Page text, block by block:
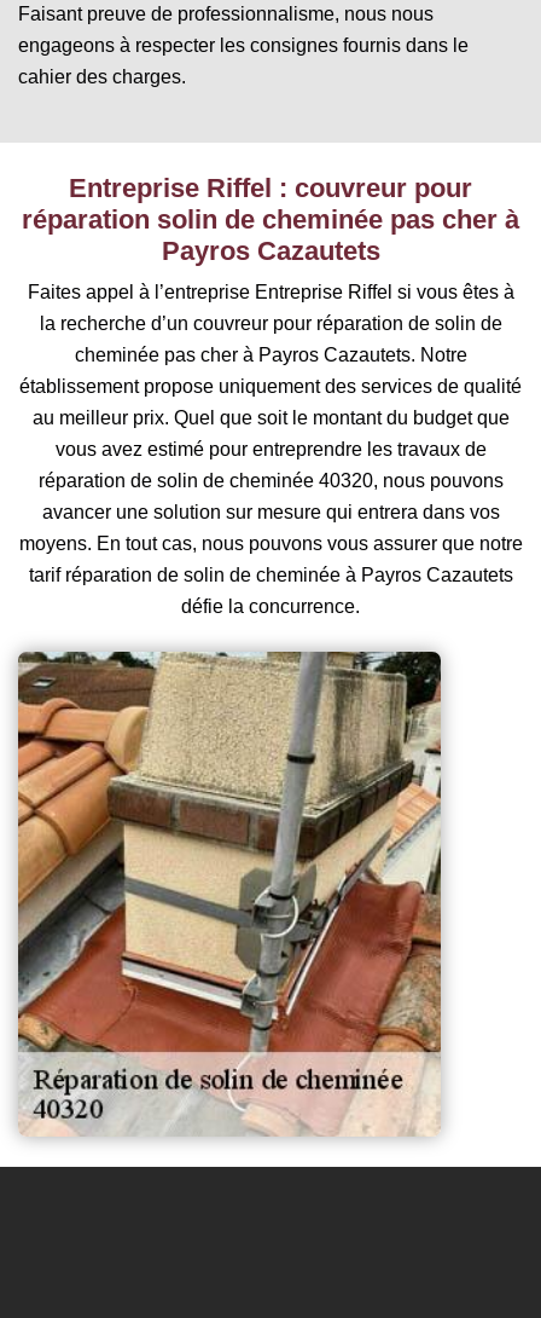
Faisant preuve de professionnalisme, nous nous
engageons à respecter les consignes fournis dans le
cahier des charges.
Entreprise Riffel : couvreur pour
réparation solin de cheminée pas cher à
Payros Cazautets
Faites appel à l’entreprise Entreprise Riffel si vous êtes à
la recherche d’un couvreur pour réparation de solin de
cheminée pas cher à Payros Cazautets. Notre
établissement propose uniquement des services de qualité
au meilleur prix. Quel que soit le montant du budget que
vous avez estimé pour entreprendre les travaux de
réparation de solin de cheminée 40320, nous pouvons
avancer une solution sur mesure qui entrera dans vos
moyens. En tout cas, nous pouvons vous assurer que notre
tarif réparation de solin de cheminée à Payros Cazautets
défie la concurrence.